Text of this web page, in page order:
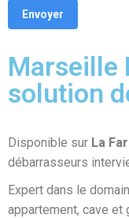
Marseille
solution
Disponible sur La
débarrasseurs
Expert dans le
appartement, cave et